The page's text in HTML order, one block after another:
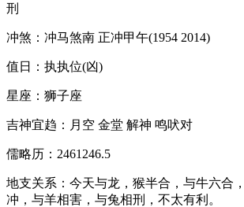
刑
冲煞：冲马煞南 正冲甲午(1954 2014)
值日：执执位(凶)
星座：狮子座
吉神宜趋：月空 金堂 解神 鸣吠对
儒略历：2461246.5
地支关系：今天与龙，猴半合，与牛六合
冲，与羊相害，与兔相刑，不太有利。